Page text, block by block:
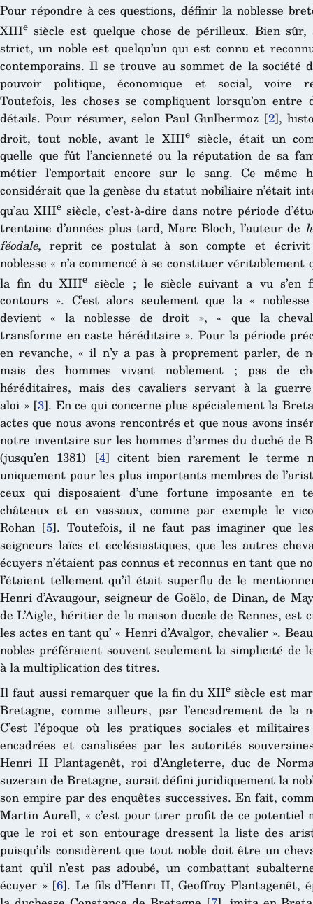
Pour répondre à ces questions, définir la noblesse
XIIIe siècle est quelque chose de périlleux. Bien sûr,
strict, un noble est quelqu’un qui est connu et
contemporains. Il se trouve au sommet de la société
pouvoir politique, économique et social, voire
Toutefois, les choses se compliquent lorsqu’on entre
détails. Pour résumer, selon Paul Guilhermoz [2],
droit, tout noble, avant le XIIIe siècle, était un
quelle que fût l’ancienneté ou la réputation de sa
métier l’emportait encore sur le sang. Ce même
considérait que la genèse du statut nobiliaire n’était
qu’au XIIIe siècle, c’est-à-dire dans notre période
trentaine d’années plus tard, Marc Bloch, l’auteur de
féodale, reprit ce postulat à son compte et
noblesse « n’a commencé à se constituer véritablement
la fin du XIIIesiècle ; le siècle suivant a vu s’en
contours ». C’est alors seulement que la «
devient « la noblesse de droit », « que la
transforme en caste héréditaire ». Pour la période
en revanche, « il n’y a pas à proprement parler, de
mais des hommes vivant noblement ; pas de
héréditaires, mais des cavaliers servant à la
aloi »[3]. En ce qui concerne plus spécialement la
actes que nous avons rencontrés et que nous avons
notre inventaire sur les hommes d’armes du duché de
(jusqu’en 1381) [4] citent bien rarement le terme
uniquement pour les plus importants membres de
ceux qui disposaient d’une fortune imposante en
châteaux et en vassaux, comme par exemple le
Rohan [5]. Toutefois, il ne faut pas imaginer que
seigneurs laïcs et ecclésiastiques, que les autres
écuyers n’étaient pas connus et reconnus en tant que
l’étaient tellement qu’il était superflu de le
Henri d’Avaugour, seigneur de Goëlo, de Dinan, de
de L’Aigle, héritier de la maison ducale de Rennes, est
les actes en tant qu’ « Henri d’Avalgor, chevalier ».
nobles préféraient souvent seulement la simplicité de
à la multiplication des titres.
Il faut aussi remarquer que la fin du XIIe siècle est
Bretagne, comme ailleurs, par l’encadrement de la
C’est l’époque où les pratiques sociales et
encadrées et canalisées par les autorités
Henri II Plantagenêt, roi d’Angleterre, duc de
suzerain de Bretagne, aurait défini juridiquement la
son empire par des enquêtes successives. En fait,
Martin Aurell, « c’est pour tirer profit de ce potentiel
que le roi et son entourage dressent la liste des
puisqu’ils considèrent que tout noble doit être un
tant qu’il n’est pas adoubé, un combattant
écuyer »[6]. Le fils d’Henri II, Geoffroy Plantagenêt,